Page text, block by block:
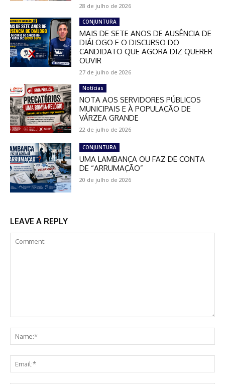
28 de julho de 2026
CONJUNTURA
MAIS DE SETE ANOS DE AUSÊNCIA DE
DIÁLOGO E O DISCURSO DO
CANDIDATO QUE AGORA DIZ QUERER
OUVIR
27 de julho de 2026
Notícias
NOTA AOS SERVIDORES PÚBLICOS
MUNICIPAIS E À POPULAÇÃO DE
VÁRZEA GRANDE
22 de julho de 2026
CONJUNTURA
UMA LAMBANÇA OU FAZ DE CONTA
DE “ARRUMAÇÃO”
20 de julho de 2026
LEAVE A REPLY